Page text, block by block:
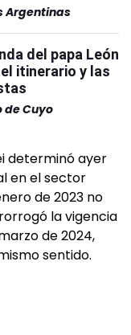
Argentinas
del papa León
itinerario y las
de Cuyo
determinó ayer
en el sector
de 2023 no
la vigencia
de 2024,
sentido.